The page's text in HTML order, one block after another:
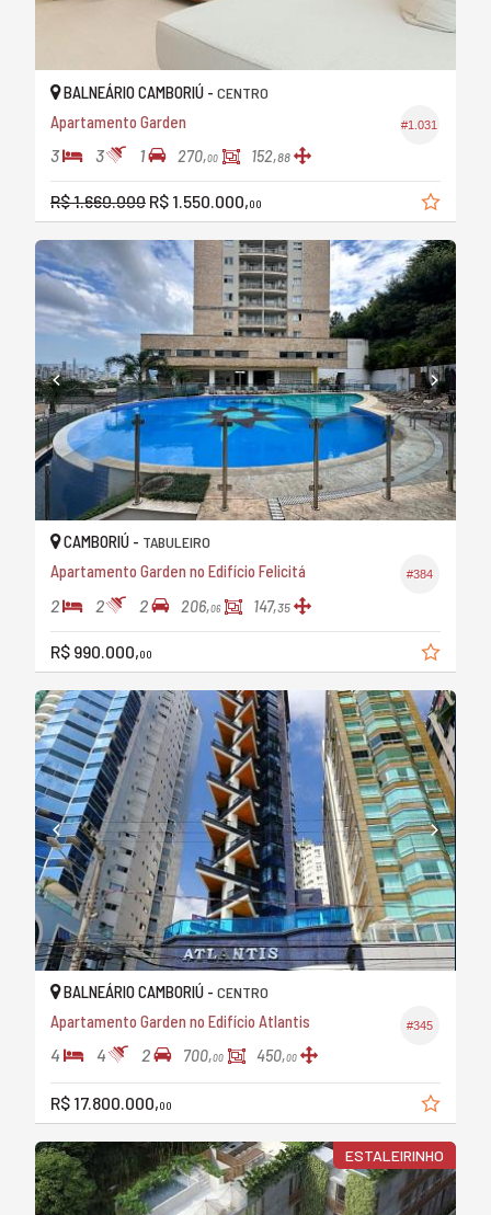
#1.031
BALNEÁRIO CAMBORIÚ - CENTRO
Apartamento Garden
3 3 1 270,00 152,88
R$ 1.660.000 R$ 1.550.000,00
#384
CAMBORIÚ - TABULEIRO
Apartamento Garden no Edifício Felicitá
2 2 2 206,06 147,35
R$ 990.000,00
#345
BALNEÁRIO CAMBORIÚ - CENTRO
Apartamento Garden no Edifício Atlantis
4 4 2 700,00 450,00
R$ 17.800.000,00
ESTALEIRINHO